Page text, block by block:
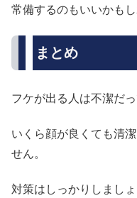
常備するのもいいかもし
まとめ
フケが出る人は不潔だ
いくら顔が良くても清
せん。
対策はしっかりしましょ